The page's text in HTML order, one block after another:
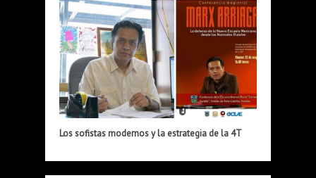
Los sofistas modernos y la estrategia de la 4T